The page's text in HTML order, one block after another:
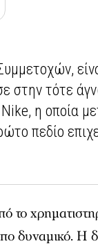
στην τότε
η οποία
πεδίο
το
δυναμικό. Η